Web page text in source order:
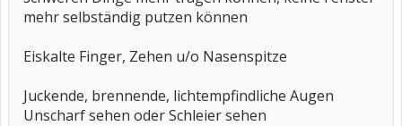
mehr selbständig putzen können
Eiskalte Finger, Zehen u/o Nasenspitze
Juckende, brennende, lichtempfindliche Augen
Unscharf sehen oder Schleier sehen